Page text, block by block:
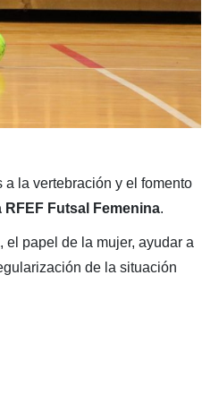
la vertebración y el fomento
RFEF Futsal Femenina.
, el papel de la mujer, ayudar a
de la situación